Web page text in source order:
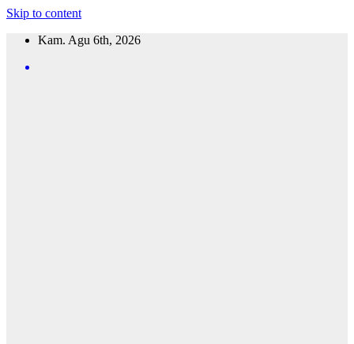
Skip to content
Kam. Agu 6th, 2026